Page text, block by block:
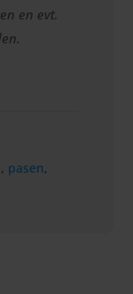
en evt.
, pasen,